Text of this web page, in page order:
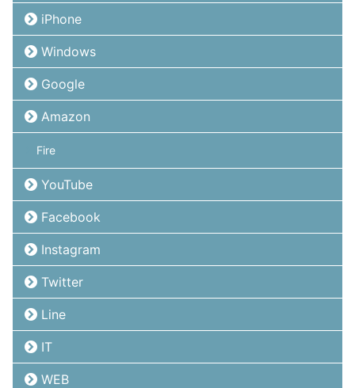
iPhone
Windows
Google
Amazon
Fire
YouTube
Facebook
Instagram
Twitter
Line
IT
WEB